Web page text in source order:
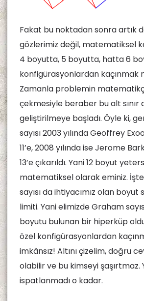
Fakat bu noktadan sonra artık
gözlerimiz değil, matematiksel
4 boyutta, 5 boyutta, hatta 6
konfigürasyonlardan kaçınmak
Zamanla problemin
çekmesiyle beraber bu alt sınır
geliştirilmeye başladı. Öyle ki,
sayısı 2003 yılında Geoffrey
11’e, 2008 yılında ise Jerome
13’e çıkarıldı. Yani 12 boyut
matematiksel olarak eminiz.
sayısı da ihtiyacımız olan boyut
limiti. Yani elimizde Graham
boyutu bulunan bir hiperküp
özel konfigürasyonlardan
imkânsız! Altını çizelim, doğru
olabilir ve bu kimseyi şaşırtmaz.
ispatlanmadı o kadar.